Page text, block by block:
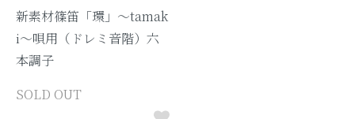
新素材篠笛「環」～tamak
i～唄用（ドレミ音階）六
本調子
SOLD OUT